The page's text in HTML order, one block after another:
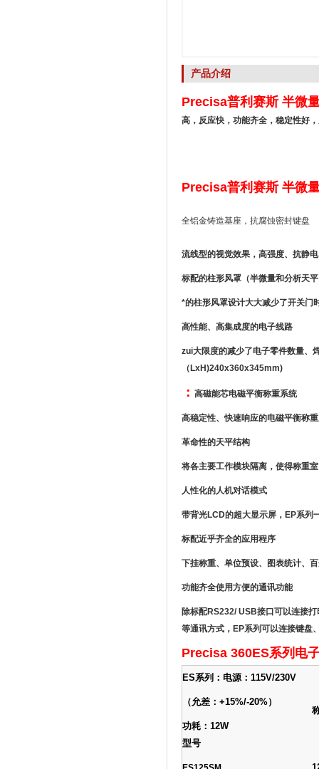
产品介绍
Precisa普利赛斯 半微
高，反应快，功能齐全，稳定性好
Precisa普利赛斯 半微
全铝金铸造基座，抗腐蚀密封键盘
流线型的视觉效果，高强度、抗静
标配的柱形风罩（半微量和分析天
*的柱形风罩设计大大减少了开关门
高性能、高集成度的电子线路
zui大限度的减少了电子零件数量、
（LxH)240x360x345mm)
： 高磁能芯电磁平衡称重系统
高稳定性、快速响应的电磁平衡称
革命性的天平结构
将各主要工作模块隔离，使得称重
人性化的人机对话模式
带背光LCD的超大显示屏，EP系列
标配近乎齐全的应用程序
下挂称重、单位预设、图表统计、
功能齐全使用方便的通讯功能
除标配RS232/ USB接口可以连接
等通讯方式，EP系列可以连接键盘
Precisa 360ES系列电
ES系列：电源：115V/230V
（允差：+15%/-20%）
功耗：12W
型号